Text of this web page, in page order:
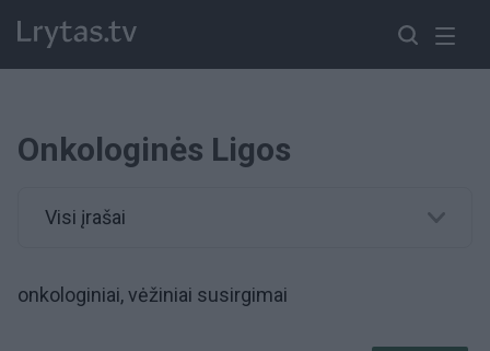
Onkologinės Ligos
Visi įrašai
onkologiniai, vėžiniai susirgimai